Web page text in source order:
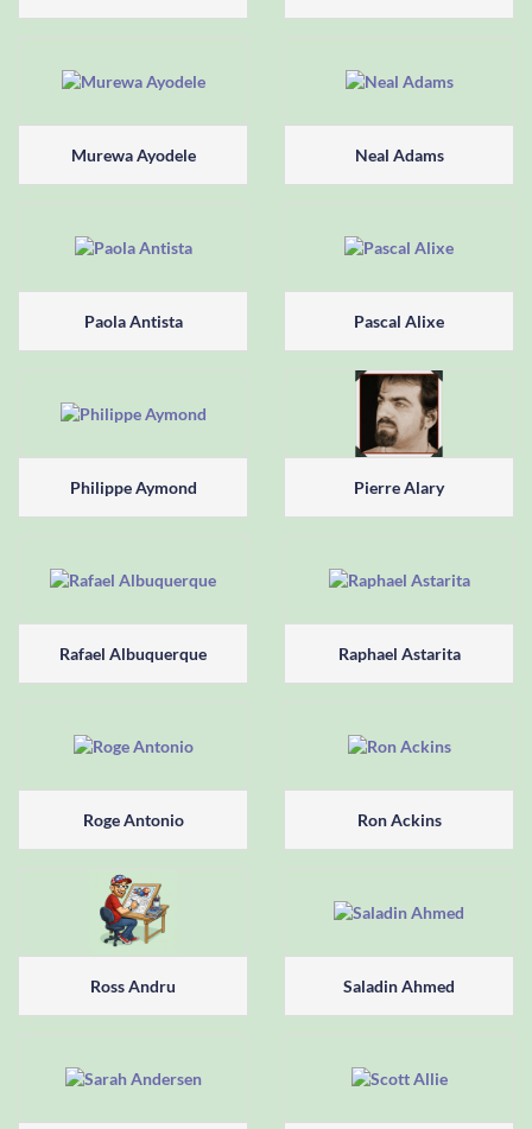
Murewa Ayodele Neal Adams
Paola Antista Pascal Alixe
Philippe Aymond Pierre Alary
Rafael Albuquerque Raphael Astarita
Roge Antonio Ron Ackins
Ross Andru Saladin Ahmed